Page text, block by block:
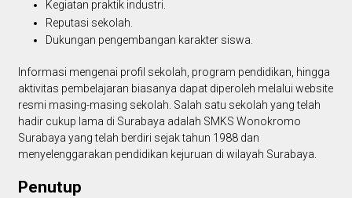
Kegiatan praktik industri.
Reputasi sekolah.
Dukungan pengembangan karakter siswa.
Informasi mengenai profil sekolah, program pendidikan, hingga
aktivitas pembelajaran biasanya dapat diperoleh melalui website
resmi masing-masing sekolah. Salah satu sekolah yang telah
hadir cukup lama di Surabaya adalah SMKS Wonokromo
Surabaya yang telah berdiri sejak tahun 1988 dan
menyelenggarakan pendidikan kejuruan di wilayah Surabaya.
Penutup